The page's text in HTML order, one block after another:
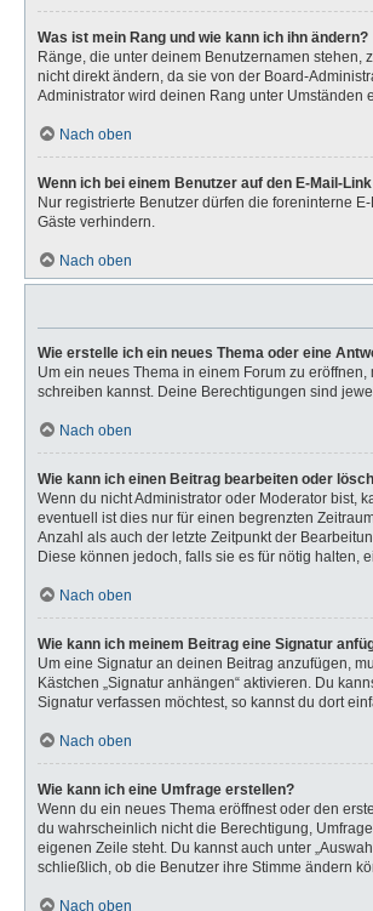
Was ist mein Rang und wie kann ich ihn ändern?
Ränge, die unter deinem Benutzernamen
nicht direkt ändern, da sie von der Board-
Administrator wird deinen Rang unter Umständen
Nach oben
Wenn ich bei einem Benutzer auf den E-Mail-
Nur registrierte Benutzer dürfen die foreninterne
Gäste verhindern.
Nach oben
Wie erstelle ich ein neues Thema oder eine
Um ein neues Thema in einem Forum zu
schreiben kannst. Deine Berechtigungen sind
Nach oben
Wie kann ich einen Beitrag bearbeiten oder
Wenn du nicht Administrator oder Moderator bist,
eventuell ist dies nur für einen begrenzten
Anzahl als auch der letzte Zeitpunkt der
Diese können jedoch, falls sie es für nötig halten,
Nach oben
Wie kann ich meinem Beitrag eine Signatur
Um eine Signatur an deinen Beitrag anzufügen,
Kästchen „Signatur anhängen“ aktivieren. Du
Signatur verfassen möchtest, so kannst du dort
Nach oben
Wie kann ich eine Umfrage erstellen?
Wenn du ein neues Thema eröffnest oder den
du wahrscheinlich nicht die Berechtigung,
eigenen Zeile steht. Du kannst auch unter
schließlich, ob die Benutzer ihre Stimme ändern
Nach oben